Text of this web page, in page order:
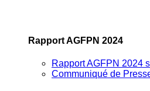
Rapport AGFPN 2024
Rapport AGFPN 2024
Communiqué de